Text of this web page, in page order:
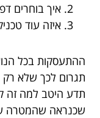
איך בוחרים
איזה עוד
ההתעסקות בכל
תגרום לכך שלא
תדע היטב למה זה
שכנראה שהמטרה